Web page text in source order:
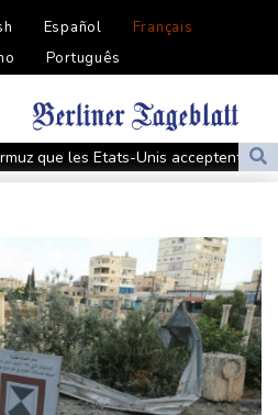
Español
Français
Português
que les Etats-Unis acceptent
du Canada: 20.000 évacués, l'état
de kétamine, une des plus grosses
avait déjà apporté une